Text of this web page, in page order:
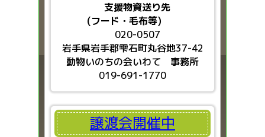
支援物資送り先
(フード・毛布等)
020-0507
岩手県岩手郡雫石町丸谷地37-42
動物いのちの会いわて 事務所
019-691-1770
譲渡会開催中